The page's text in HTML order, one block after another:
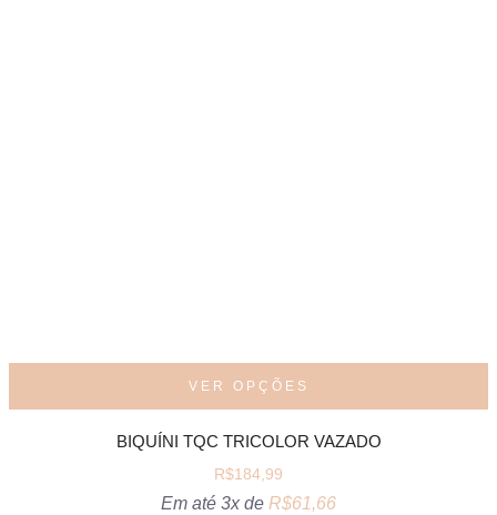
VER OPÇÕES
BIQUÍNI TQC TRICOLOR VAZADO
R$184,99
Em até 3x de R$61,66